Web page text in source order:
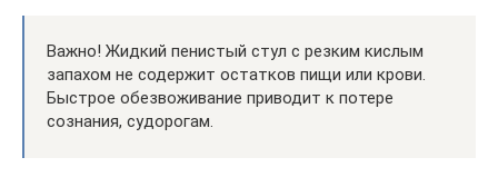
Важно! Жидкий пенистый стул с резким кислым
запахом не содержит остатков пищи или крови.
Быстрое обезвоживание приводит к потере
сознания, судорогам.